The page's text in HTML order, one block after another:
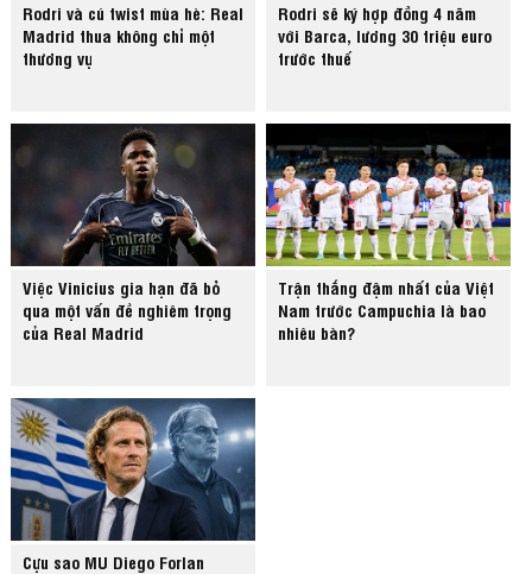
Rodri và cú twist mùa hè: Real
Madrid thua không chỉ một
thương vụ
Rodri sẽ ký hợp đồng 4 năm
với Barca, lương 30 triệu euro
trước thuế
Việc Vinicius gia hạn đã bỏ
qua một vấn đề nghiêm trọng
của Real Madrid
Trận thắng đậm nhất của Việt
Nam trước Campuchia là bao
nhiêu bàn?
Cựu sao MU Diego Forlan